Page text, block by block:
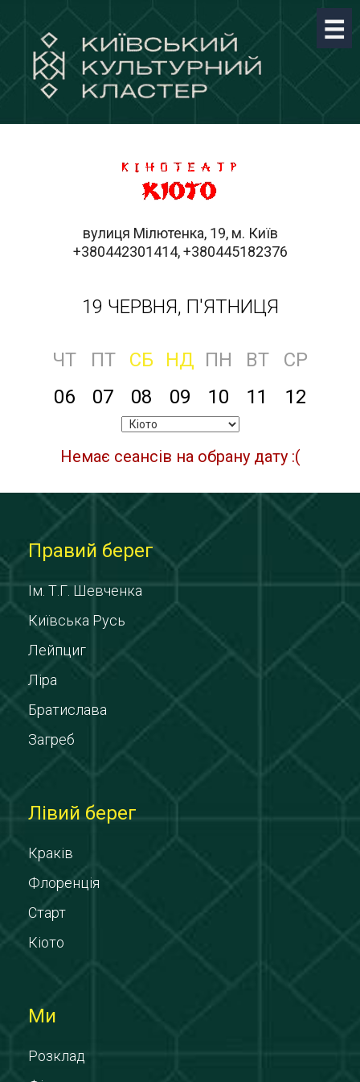
вулиця Мілютенка, 19, м. Київ
+380442301414, +380445182376
19 ЧЕРВНЯ, П'ЯТНИЦЯ
ЧТ ПТ СБ НД ПН ВТ
СР
06
07 08 09 10 11 12
Немає сеансів на обрану дату :(
Правий берег
Ім. Т.Г. Шевченка
Київська Русь
Лейпциг
Ліра
Братислава
Загреб
Лівий берег
Краків
Флоренція
Старт
Кіото
Ми
Розклад